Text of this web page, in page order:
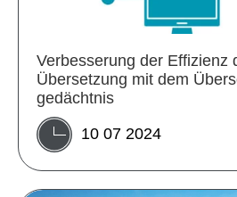
Verbesserung der Effizienz
Übersetzung mit dem
gedächtnis
10 07 2024